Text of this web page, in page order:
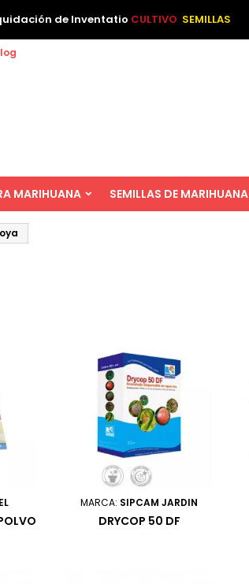
de Inventatio CULTIVO SEMILLAS
MARIHUANA SEMILLAS DE MARIHUANA
MARCA: SIPCAM JARDIN
DRYCOP 50 DF